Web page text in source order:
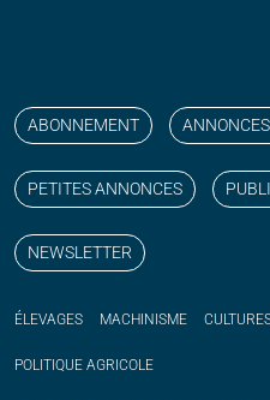
ABONNEMENT
PETITES ANNONCES
NEWSLETTER
ÉLEVAGES MACHINISME
POLITIQUE AGRICOLE